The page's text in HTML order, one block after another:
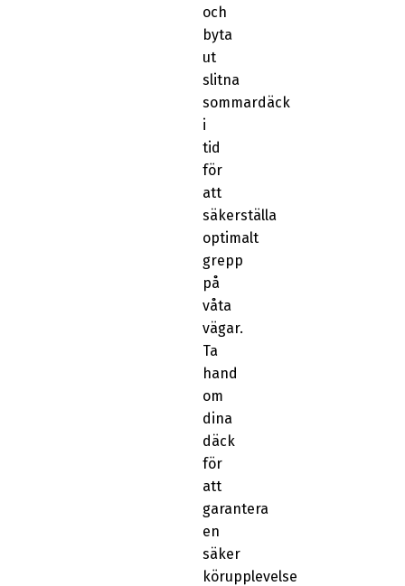
och
byta
ut
slitna
sommardäck
i
tid
för
att
säkerställa
optimalt
grepp
på
våta
vägar.
Ta
hand
om
dina
däck
för
att
garantera
en
säker
körupplevelse